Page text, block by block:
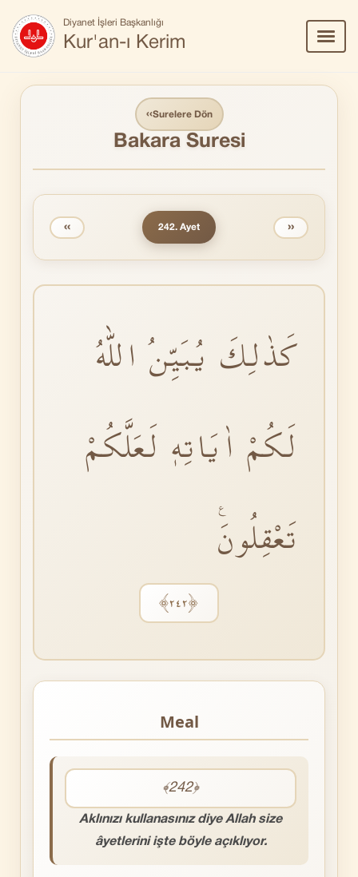
Diyanet İşleri Başkanlığı
Kur'an-ı Kerim
Aç/
‹‹Surelere Dön
Bakara Suresi
‹‹ 242. Ayet ››
كَذٰلِكَ يُبَيِّنُ اللّٰهُ
لَكُمْ اٰيَاتِهٖ لَعَلَّكُمْ
تَعْقِلُونَࣖ
﴿٢٤٢﴾
Meal
﴾242﴿
Aklınızı kullanasınız diye Allah size
âyetlerini işte böyle açıklıyor.